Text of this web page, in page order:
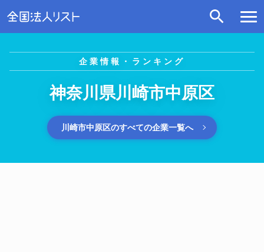
企業情報・ランキング
神奈川県川崎市中原区
川崎市中原区のすべての企業一覧へ